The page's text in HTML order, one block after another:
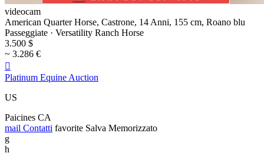
videocam
American Quarter Horse, Castrone, 14 Anni, 155 cm, Roano blu
Passeggiate · Versatility Ranch Horse
3.500 $
~ 3.286 €

Platinum Equine Auction
US
Paicines CA
mail Contatti favorite Salva Memorizzato
g
h